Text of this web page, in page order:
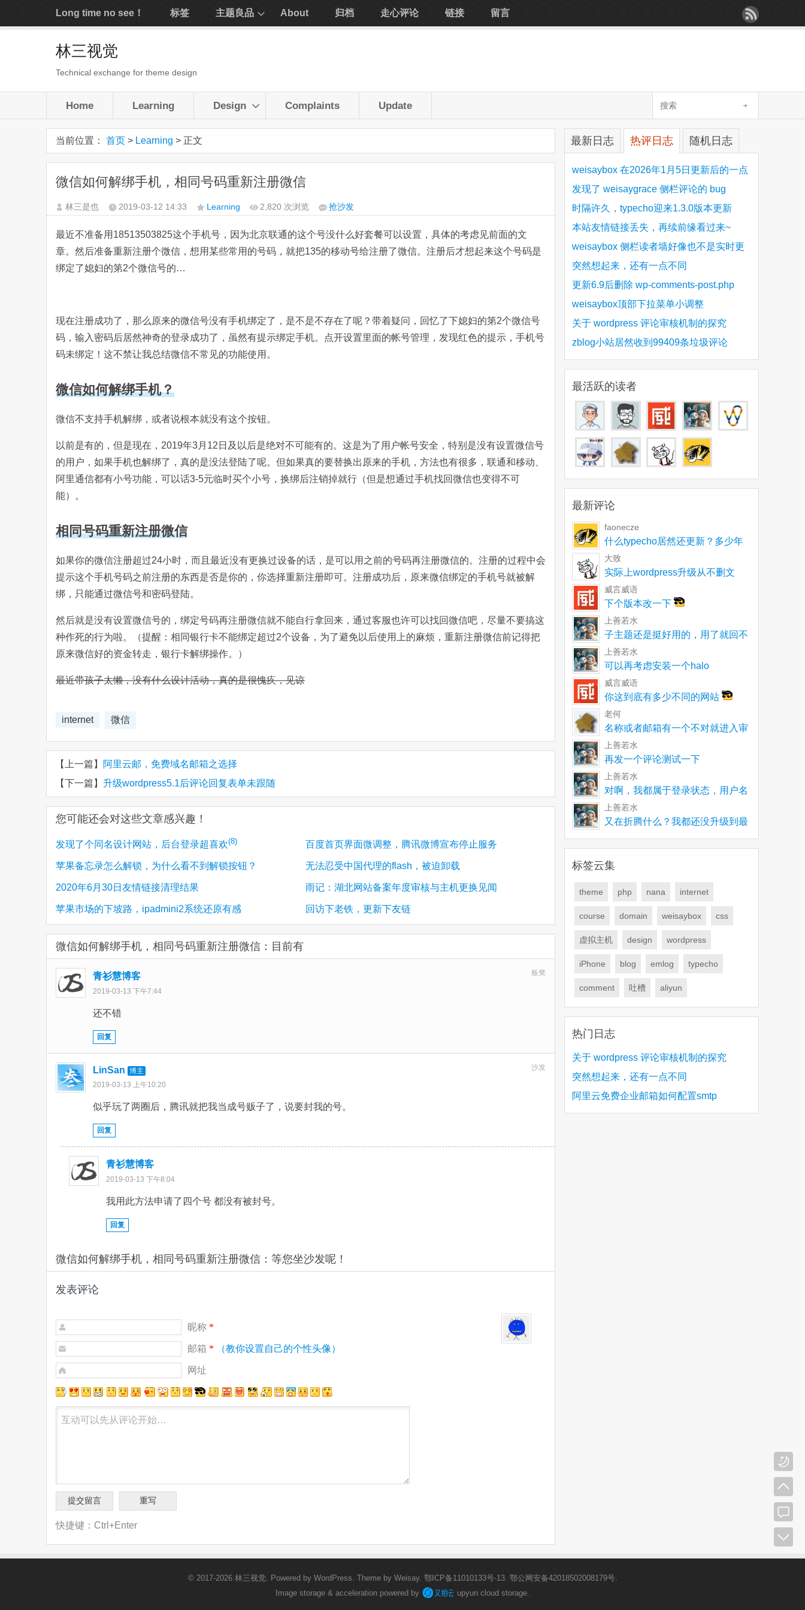
Long time no see！ 标签 主题良品 About 归档 走心评论 链接 留言
林三视觉
Technical exchange for theme design
Home Learning Design Complaints Update
当前位置： 首页 > Learning > 正文
微信如何解绑手机，相同号码重新注册微信
林三是也 2019-03-12 14:33 Learning 2,820 次浏览 抢沙发
最近不准备用18513503825这个手机号，因为北京联通的这个号没什么好套餐可以设置，具体的考虑见前面的文
章。然后准备重新注册个微信，想用某些常用的号码，就把135的移动号给注册了微信。注册后才想起来这个号码是
绑定了媳妇的第2个微信号的…
现在注册成功了，那么原来的微信号没有手机绑定了，是不是不存在了呢？带着疑问，回忆了下媳妇的第2个微信号
码，输入密码后居然神奇的登录成功了，虽然有提示绑定手机。点开设置里面的帐号管理，发现红色的提示，手机号
码未绑定！这不禁让我总结微信不常见的功能使用。
微信如何解绑手机？
微信不支持手机解绑，或者说根本就没有这个按钮。
以前是有的，但是现在，2019年3月12日及以后是绝对不可能有的。这是为了用户帐号安全，特别是没有设置微信号
的用户，如果手机也解绑了，真的是没法登陆了呢。但如果真的要替换出原来的手机，方法也有很多，联通和移动、
阿里通信都有小号功能，可以话3-5元临时买个小号，换绑后注销掉就行（但是想通过手机找回微信也变得不可
能）。
相同号码重新注册微信
如果你的微信注册超过24小时，而且最近没有更换过设备的话，是可以用之前的号码再注册微信的。注册的过程中会
提示这个手机号码之前注册的东西是否是你的，你选择重新注册即可。注册成功后，原来微信绑定的手机号就被解
绑，只能通过微信号和密码登陆。
然后就是没有设置微信号的，绑定号码再注册微信就不能自行拿回来，通过客服也许可以找回微信吧，尽量不要搞这
种作死的行为啦。（提醒：相同银行卡不能绑定超过2个设备，为了避免以后使用上的麻烦，重新注册微信前记得把
原来微信好的资金转走，银行卡解绑操作。）
最近带孩子太懒，没有什么设计活动，真的是很愧疚，见谅
internet 微信
【上一篇】
阿里云邮，免费域名邮箱之选择
【下一篇】 升级wordpress5.1后评论回复表单未跟随
您可能还会对这些文章感兴趣！
发现了个同名设计网站，后台登录超喜欢(8) 百度首页界面微调整，腾讯微博宣布停止服务
苹果备忘录怎么解锁，为什么看不到解锁按钮？ 无法忍受中国代理的flash，被迫卸载
2020年6月30日友情链接清理结果 雨记：湖北网站备案年度审核与主机更换见闻
苹果市场的下坡路，ipadmini2系统还原有感 回访下老铁，更新下友链
微信如何解绑手机，相同号码重新注册微信： 目前有
板凳
青衫慧博客
2019-03-13 下午7:44
还不错
回复
沙发
LinSan 博主
2019-03-13 上午10:20
似乎玩了两圈后，腾讯就把我当成号贩子了，说要封我的号。
回复
青衫慧博客
2019-03-13 下午8:04
我用此方法申请了四个号 都没有被封号。
回复
微信如何解绑手机，相同号码重新注册微信：等您坐沙发呢！
发表评论
昵称 *
邮箱 * （教你设置自己的个性头像）
网址
快捷键：Ctrl+Enter
最新日志 热评日志 随机日志
weisaybox 在2026年1月5日更新后的一点
细节问题
发现了 weisaygrace 侧栏评论的 bug
时隔许久，typecho迎来1.3.0版本更新
本站友情链接丢失，再续前缘看过来~
weisaybox 侧栏读者墙好像也不是实时更
新的
突然想起来，还有一点不同
更新6.9后删除 wp-comments-post.php
weisaybox顶部下拉菜单小调整
关于 wordpress 评论审核机制的探究
zblog小站居然收到99409条垃圾评论
最活跃的读者
最新评论
faonecze
什么typecho居然还更新？多少年
了一直以为就
大致
实际上wordpress升级从不删文
件。不再使用
威言威语
下个版本改一下
上善若水
子主题还是挺好用的，用了就回不
去了
上善若水
可以再考虑安装一个halo
威言威语
你这到底有多少不同的网站
老何
名称或者邮箱有一个不对就进入审
核呀
上善若水
再发一个评论测试一下
上善若水
对啊，我都属于登录状态，用户名
和邮箱都没有单独输
上善若水
又在折腾什么？我都还没升级到最
标签云集
theme php nana internet
course domain weisaybox css
虚拟主机 design wordpress
iPhone blog emlog typecho
comment 吐槽 aliyun
热门日志
关于 wordpress 评论审核机制的探究
突然想起来，还有一点不同
阿里云免费企业邮箱如何配置smtp
© 2017-2026 林三视觉. Powered by WordPress. Theme by Weisay. 鄂ICP备11010133号-13. 鄂公网安备42018502008179号.
Image storage & acceleration powered by
upyun cloud storage.